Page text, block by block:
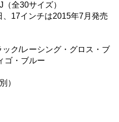
全30サイズ）
17インチは2015年7月発売
ク/レーシング・グロス・ブ
ゴ・ブルー
）